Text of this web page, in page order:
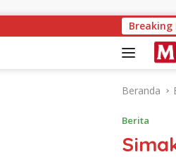
Breaking
Melawi Naik ke
Beranda
Berita